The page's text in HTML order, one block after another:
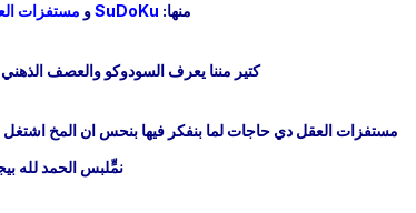
منها: SuDoKuو مستفزات
كتير مننا يعرف السودوكو والعصف
مستفزات العقل دي حاجات لما بنفكر فيها بنحس ان المخ
نمٍّلبس الحمد لله